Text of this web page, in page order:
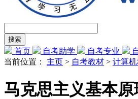
首页 自考助学 自考专业
当前位置： 主页 > 自考教材 > 计算
马克思主义基本原